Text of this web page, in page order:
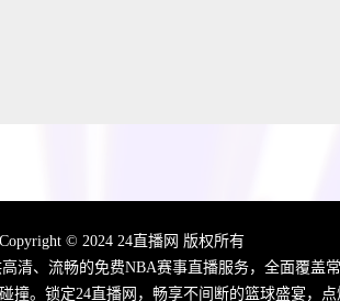
Copyright © 2024 24直播网 版权所有
清、流畅的免费NBA赛事直播服务，全面覆盖
撞。锁定24直播网，畅享不间断的篮球盛宴，点